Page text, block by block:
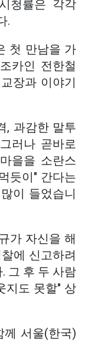
청률은 각각
.
첫 만남을 가
카인 전한철
장과 이야기
, 과감한 말투
러나 곧바로
을을 소란스
듯이" 간다는
이 들었습니
가 자신을 해
에 신고하려
그 후 두 사람
지도 못할" 상
께 서울(한국)